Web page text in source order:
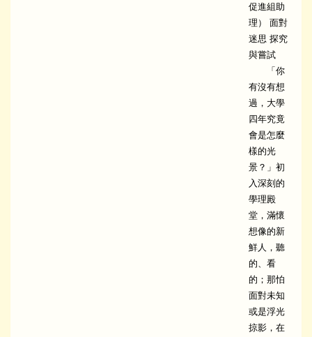
促進組助
理） 面對
迷思 探究
與嘗試
「你
有沒有想
過，大學
四年究竟
會是怎麼
樣的光
景？」初
入深刻的
學理殿
堂，滿懷
想像的新
鮮人，聽
的、看
的；那怕
面對未知
或是浮光
掠影，在